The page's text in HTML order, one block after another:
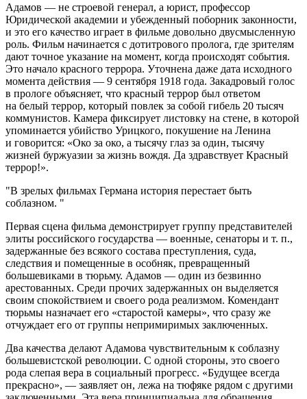
Адамов — не строевой генерал, а юрист, профессор
Юридической академии и убежденный поборник законности,
и это его качество играет в фильме довольно двусмысленную
роль. Фильм начинается с дотитрового пролога, где зрителям
дают точное указание на момент, когда происходят события.
Это начало красного террора. Уточнена даже дата исходного
момента действия — 9 сентября 1918 года. Закадровый голос
в прологе объясняет, что красный террор был ответом
на белый террор, который повлек за собой гибель 20 тысяч
коммунистов. Камера фиксирует листовку на стене, в которой
упоминается убийство Урицкого, покушение на Ленина
и говорится: «Око за око, а тысячу глаз за один, тысячу
жизней буржуазии за жизнь вождя. Да здравствует Красный
террор!».
В зрелых фильмах Германа история перестает быть
соблазном.
Первая сцена фильма демонстрирует группу представителей
элиты российского государства — военные, сенаторы и т. п.,
задержанные без всякого состава преступления, суда,
следствия и помещенные в особняк, превращенный
большевиками в тюрьму. Адамов — один из безвинно
арестованных. Среди прочих задержанных он выделяется
своим спокойствием и своего рода реализмом. Комендант
тюрьмы назначает его «старостой камеры», что сразу же
отчуждает его от группы непримиримых заключенных.
Два качества делают Адамова чувствительным к соблазну
большевистской революции. С одной стороны, это своего
рода слепая вера в социальный прогресс. «Будущее всегда
прекрасно», — заявляет он, лежа на тюфяке рядом с другими